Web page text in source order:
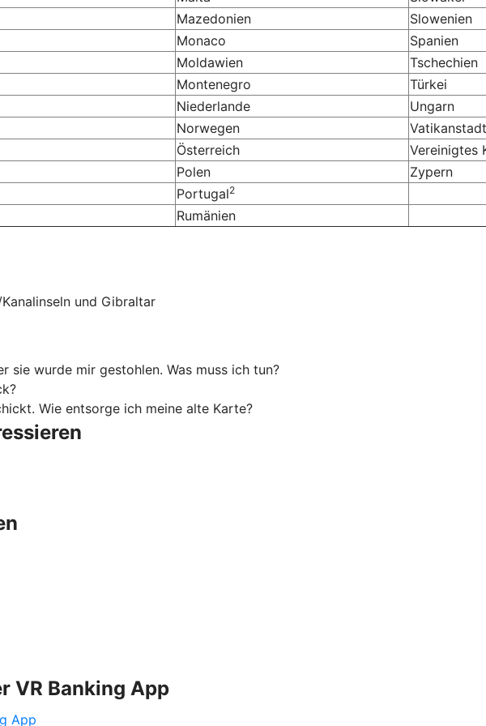
Mazedonien
Slowenien
Monaco
Spanien
Moldawien
Tschechien
Montenegro
Türkei
Niederlande
Ungarn
Norwegen
Vatikanstadt
Österreich Vereinigtes
Polen
Zypern
Portugal2
Rumänien
und Gibraltar
sie wurde mir gestohlen. Was muss ich tun?
Wie entsorge ich meine alte Karte?
VR Banking App
App